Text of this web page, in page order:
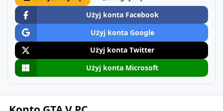
Użyj konta Facebook
Użyj konta Google
Użyj konta Twitter
Użyj konta Microsoft